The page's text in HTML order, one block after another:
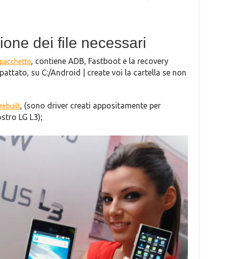
dei file necessari
, contiene ADB, Fastboot e la recovery
su C:/Android | create voi la cartella se non
, (sono driver creati appositamente per
LG L3);